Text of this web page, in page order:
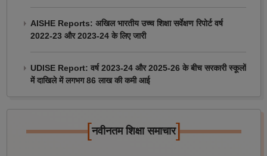
AISHE Reports: अखिल भारतीय उच्च शिक्षा सर्वेक्षण रिपोर्ट वर्ष
2022-23 और 2023-24 के लिए जारी
UDISE Report: वर्ष 2023-24 और 2025-26 के बीच सरकारी स्कूलों
में दाखिले में लगभग 86 लाख की कमी आई
[नवीनतम शिक्षा समाचार]